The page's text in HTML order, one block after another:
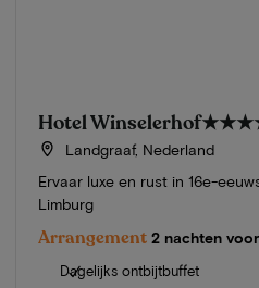
Hotel Winselerhof
Landgraaf, Nederland
Ervaar luxe en rust in 16e-
Limburg
Arrangement 2 nachten
Dagelijks ontbijtbuffet